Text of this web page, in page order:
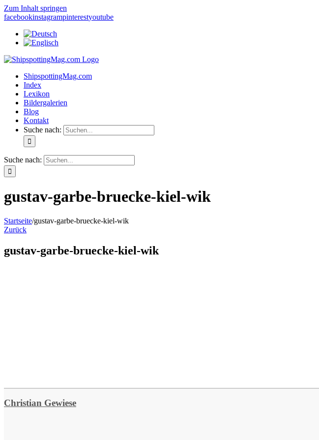
Zum Inhalt springen
facebookinstagrampinterestyoutube
ShipspottingMag.com
Index
Lexikon
Bildergalerien
Blog
Kontakt
Suche nach:
Suche nach:
gustav-garbe-bruecke-kiel-wik
Startseite/gustav-garbe-bruecke-kiel-wik
Zurück
gustav-garbe-bruecke-kiel-wik
Christian Gewiese